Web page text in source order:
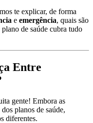
te explicar, de forma
e emergência, quais são
de saúde cubra tudo
Entre
gente! Embora as
planos de saúde,
diferentes.